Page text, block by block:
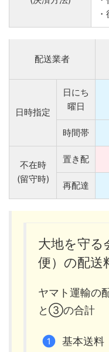
配送業者
日時指定
日にち
曜日
時間帯
不在時
(留守時)
置き配
再配達
大地を守る
便）の配送
ヤマト運輸
と③の合計
基本送料